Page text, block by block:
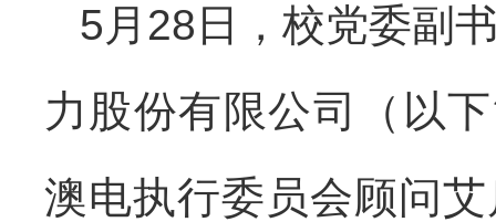
5月28日，校党委副
力股份有限公司（以
澳电执行委员会顾问